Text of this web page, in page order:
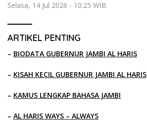
Selasa, 14 Jul 2026 - 10:25 WIB
ARTIKEL PENTING
– BIODATA GUBERNUR JAMBI AL HARIS
– KISAH KECIL GUBERNUR JAMBI AL HARIS
– KAMUS LENGKAP BAHASA JAMBI
– AL HARIS WAYS – ALWAYS